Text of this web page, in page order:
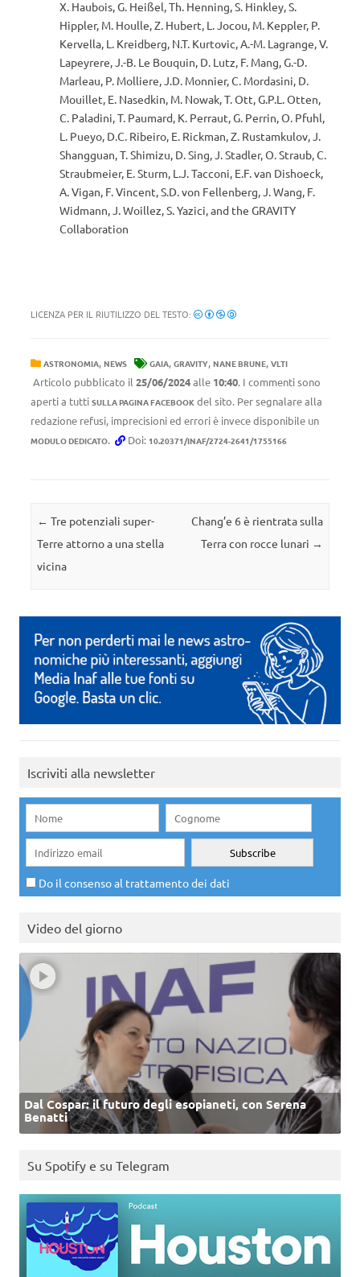
X. Haubois, G. Heißel, Th. Henning, S. Hinkley, S.
Hippler, M. Houlle, Z. Hubert, L. Jocou, M. Keppler, P.
Kervella, L. Kreidberg, N.T. Kurtovic, A.-M. Lagrange, V.
Lapeyrere, J.-B. Le Bouquin, D. Lutz, F. Mang, G.-D.
Marleau, P. Molliere, J.D. Monnier, C. Mordasini, D.
Mouillet, E. Nasedkin, M. Nowak, T. Ott, G.P.L. Otten,
C. Paladini, T. Paumard, K. Perraut, G. Perrin, O. Pfuhl,
L. Pueyo, D.C. Ribeiro, E. Rickman, Z. Rustamkulov, J.
Shangguan, T. Shimizu, D. Sing, J. Stadler, O. Straub, C.
Straubmeier, E. Sturm, L.J. Tacconi, E.F. van Dishoeck,
A. Vigan, F. Vincent, S.D. von Fellenberg, J. Wang, F.
Widmann, J. Woillez, S. Yazici, and the GRAVITY
Collaboration
LICENZA PER IL RIUTILIZZO DEL TESTO:
ASTRONOMIA, NEWS GAIA, GRAVITY, NANE BRUNE, VLTI
Articolo pubblicato il 25/06/2024alle 10:40. I commenti sono
aperti a tutti SULLA PAGINA FACEBOOK del sito. Per segnalare alla
redazione refusi, imprecisioni ed errori è invece disponibile un
MODULO DEDICATO. Doi: 10.20371/INAF/2724-2641/1755166
Navigazione articolo
← Tre potenziali super-
Terre attorno a una stella
vicina
Chang’e 6 è rientrata sulla
Terra con rocce lunari →
Iscriviti alla newsletter
Do il consenso al trattamento dei dati
Video del giorno
Dal Cospar: il futuro degli esopianeti, con Serena
Benatti
Su Spotify e su Telegram